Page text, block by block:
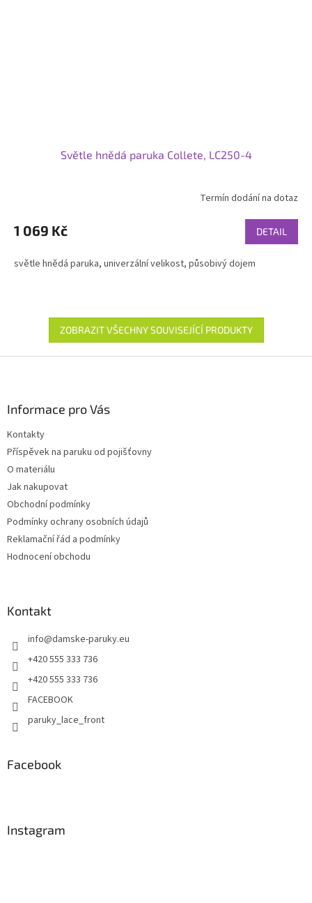
Světle hnědá paruka Collete, LC250-4
Termín dodání na dotaz
1 069 Kč DETAIL
světle hnědá paruka, univerzální velikost, působivý dojem
ZOBRAZIT VŠECHNY SOUVISEJÍCÍ PRODUKTY
Informace pro Vás
Kontakty
Příspěvek na paruku od pojišťovny
O materiálu
Jak nakupovat
Obchodní podmínky
Podmínky ochrany osobních údajů
Reklamační řád a podmínky
Hodnocení obchodu
Kontakt
info@damske-paruky.eu
+420 555 333 736
+420 555 333 736
FACEBOOK
paruky_lace_front
Facebook
Instagram